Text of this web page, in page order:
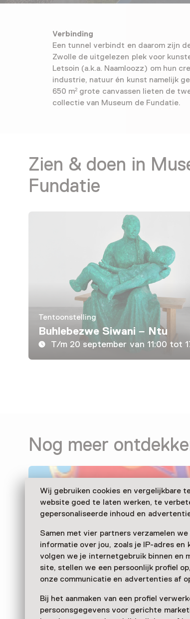
Wij gebruiken cookies en vergelijkbare
website goed te laten werken, te
gepersonaliseerde inhoud en
Samen met vier partners verzamelen
informatie over jou, zoals je IP-adres en
volgen we je internetgebruik binnen en
site, stellen we een persoonlijk profiel
onze communicatie en advertenties af
Bij het aanmaken van een profiel
persoonsgegevens voor gerichte
Verbinding
Een tunnel verbindt en daarom zijn
Zwolle de uitgelezen plek voor
Letsoin (a.k.a. Naamloozz) om hun
industrie, natuur én kunst namelijk
650 m² grote canvassen lieten de
collectie van Museum de Fundatie.
Zien & doen in
Fundatie
Tentoonstelling
Buhlebezwe Siwani – Ntu
T/m 20 september van 11:00 tot
Nog meer